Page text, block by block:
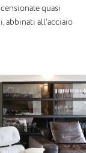
quasi
abbinati all’acciaio